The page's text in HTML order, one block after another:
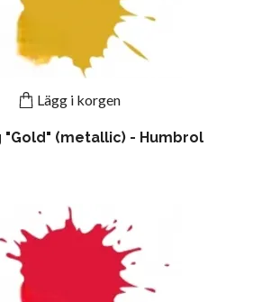
Lägg i korgen
"Gold" (metallic) - Humbrol